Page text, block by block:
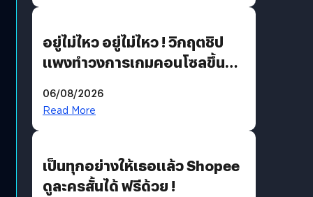
อยู่ไม่ไหว อยู่ไม่ไหว ! วิกฤตชิป
แพงทำวงการเกมคอนโซลขึ้น
?
06/08/2026
Read More
เป็นทุกอย่างให้เธอแล้ว Shopee
ดูละครสั้นได้ ฟรีด้วย !